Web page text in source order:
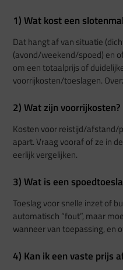
1) Wat kost een
Dat hangt af van situatie
(avond/weekend/spoed) en
om een totaalprijs of
voorrijkosten/toeslagen.
2) Wat zijn voorrijkosten?
Kosten voor reistijd/afstand/
apart. Vraag vooraf of ze in
eerlijk vergelijken.
3) Wat is een
Toeslag voor snelle inzet of
automatisch “fout”, maar
wanneer van toepassing, en
4) Kan ik een vaste prijs